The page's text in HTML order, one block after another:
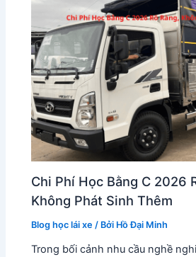
Chi Phí Học Bằng C 2026
Không Phát Sinh Thêm
Blog học lái xe / Bởi Hồ Đại Minh
Trong bối cảnh nhu cầu nghề